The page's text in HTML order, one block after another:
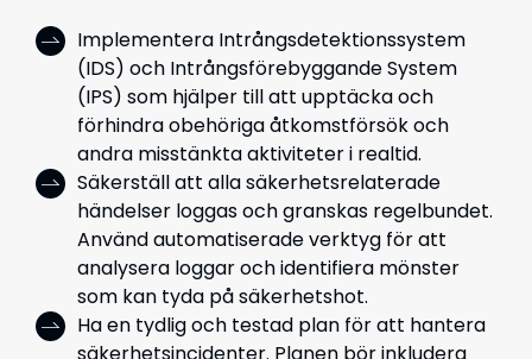
Implementera Intrångsdetektionssystem
(IDS) och Intrångsförebyggande System
(IPS) som hjälper till att upptäcka och
förhindra obehöriga åtkomstförsök och
andra misstänkta aktiviteter i realtid.
Säkerställ att alla säkerhetsrelaterade
händelser loggas och granskas regelbundet.
Använd automatiserade verktyg för att
analysera loggar och identifiera mönster
som kan tyda på säkerhetshot.
Ha en tydlig och testad plan för att hantera